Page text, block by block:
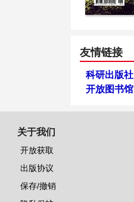
友情链接
科研出版社
开放图书馆
关于我们
开放获取
出版协议
保存/撤销